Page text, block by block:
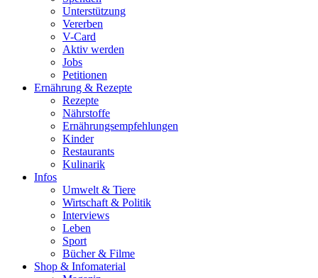
Unterstützung
Vererben
V-Card
Aktiv werden
Jobs
Petitionen
Ernährung & Rezepte
Rezepte
Nährstoffe
Ernährungsempfehlungen
Kinder
Restaurants
Kulinarik
Infos
Umwelt & Tiere
Wirtschaft & Politik
Interviews
Leben
Sport
Bücher & Filme
Shop & Infomaterial